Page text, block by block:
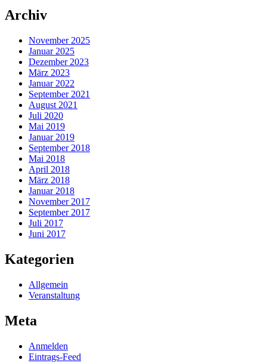
Archiv
November 2025
Januar 2025
Dezember 2023
März 2023
Januar 2022
September 2021
August 2021
Juli 2020
Mai 2019
Januar 2019
September 2018
Mai 2018
April 2018
März 2018
Januar 2018
November 2017
September 2017
Juli 2017
Juni 2017
Kategorien
Allgemein
Veranstaltung
Meta
Anmelden
Eintrags-Feed